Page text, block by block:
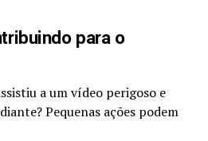
para o
a um vídeo perigoso e
Pequenas ações podem